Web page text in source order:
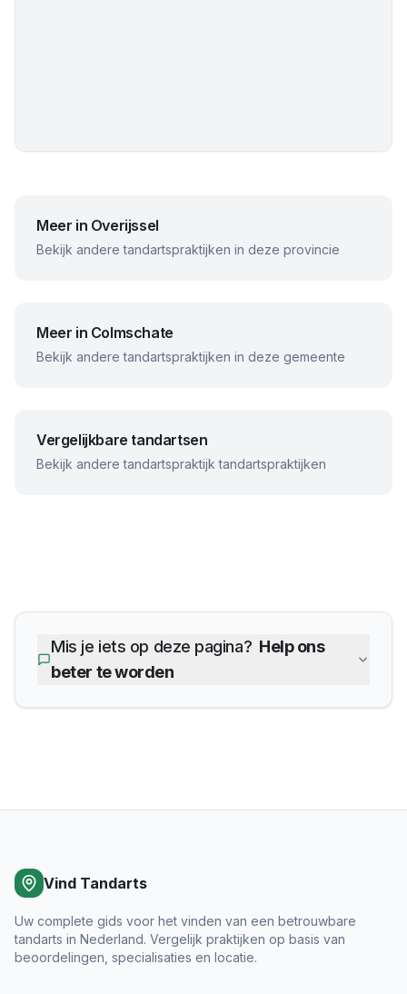
Meer in Overijssel
Bekijk andere tandartspraktijken in deze provincie
Meer in Colmschate
Bekijk andere tandartspraktijken in deze gemeente
Vergelijkbare tandartsen
Bekijk anderetandartspraktijk tandartspraktijken
Mis je iets op deze pagina? Help ons
beter te worden
Vind Tandarts
Uw complete gids voor het vinden van een betrouwbare
tandarts in Nederland. Vergelijk praktijken op basis van
beoordelingen, specialisaties en locatie.